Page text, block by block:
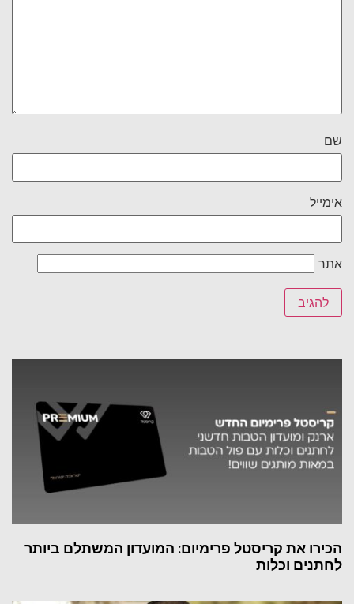
שם
אימייל
אתר
הכירו את קריסטל פרימיום: המועדון המשתלם ביותר
לחתנים וכלות